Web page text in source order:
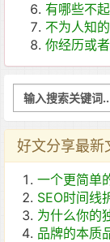
有哪些不
不为人知
你经历或
好文分享最新
一个更简单
SEO时间线
为什么你的
品牌的本质